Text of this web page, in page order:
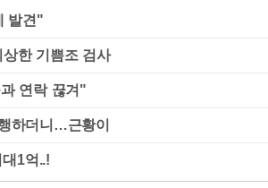
발견"
한 기쁨조 검사
연락 끊겨"
하더니…근황이